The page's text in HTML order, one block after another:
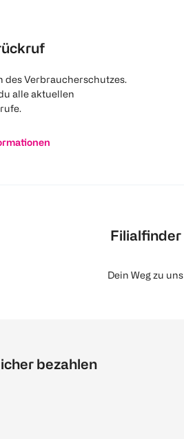
des Verbraucherschutzes.
alle aktuellen
Filialfinder
Dein Weg zu uns
bezahlen